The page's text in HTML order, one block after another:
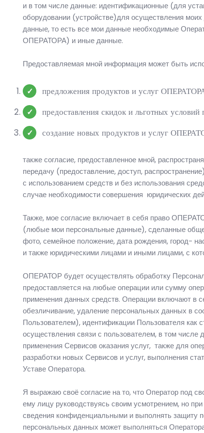
и в том числе данные: идентификационные (для
оборудовании (устройстве)для осуществления
данные, то есть все мои данные необходимые
ОПЕРАТОРА) и иные данные.
Предоставляемая мной информация может быть
предложения продуктов и услуг
предоставления скидок и льготных
создание новых продуктов и услуг
также согласие, предоставленное мной,
передачу (предоставление, доступ,
с использованием средств и без использования
случае необходимости совершения юридических
Также, мое согласие включает в себя право
(любые мои персональные данные), сделанные
фото, семейное положение, дата рождения, город-
и также юридическими лицами и иными лицами, с
ОПЕРАТОР будет осуществлять обработку
предоставляется на любые операции или сумму
применения данных средств. Операции включают в
обезличивание, удаление персональных данных в
Пользователем), идентификации Пользователя как
осуществления связи с пользователем, в том числе
применения Сервисов оказания услуг, также для
разработки новых Сервисов и услуг, выполнения
Уставе Оператора.
Я выражаю своё согласие на то, что Оператор под
ему лицу руководствуясь своим усмотрением, но
сведения конфиденциальными и выполнять защиту
персональных данных может выполняться